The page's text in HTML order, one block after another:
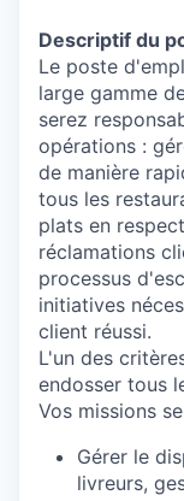
Descriptif du
Le poste
large gamme
serez
opérations :
de manière
tous les
plats en
réclamations
processus
initiatives
client réussi.
L'un des
endosser tous
Vos missions
Gérer le
livreurs,